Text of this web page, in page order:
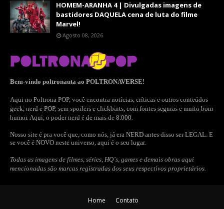
HOMEM-ARANHA 4 | Divulgadas imagens de
bastidores DAQUELA cena de luta do filme
Marvel!
Agosto 08, 2026
Bem-vindo poltronauta ao POLTRONAVERSE!
Aqui no Poltrona POP, você encontra notícias, críticas e outros conteúdos
geek, nerd e POP, sem spoilers e clickbaits, com fontes seguras e muito bom
humor. Aqui, o poder nerd é de mais de 8.000.
Nosso site é pra você que, como nós, já era NERD antes disso ser LEGAL. E
se você é NOVO neste universo, aqui é o seu lugar.
Todas as imagens de filmes, séries, HQ´s, games e demais obras aqui
mencionadas são marcas registradas dos seus respectivos proprietários.
Home Contato